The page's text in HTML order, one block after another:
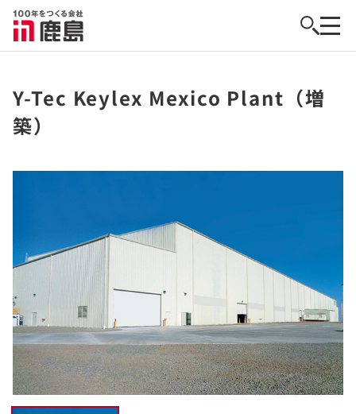
Y-Tec Keylex Mexico Plant（増
築）